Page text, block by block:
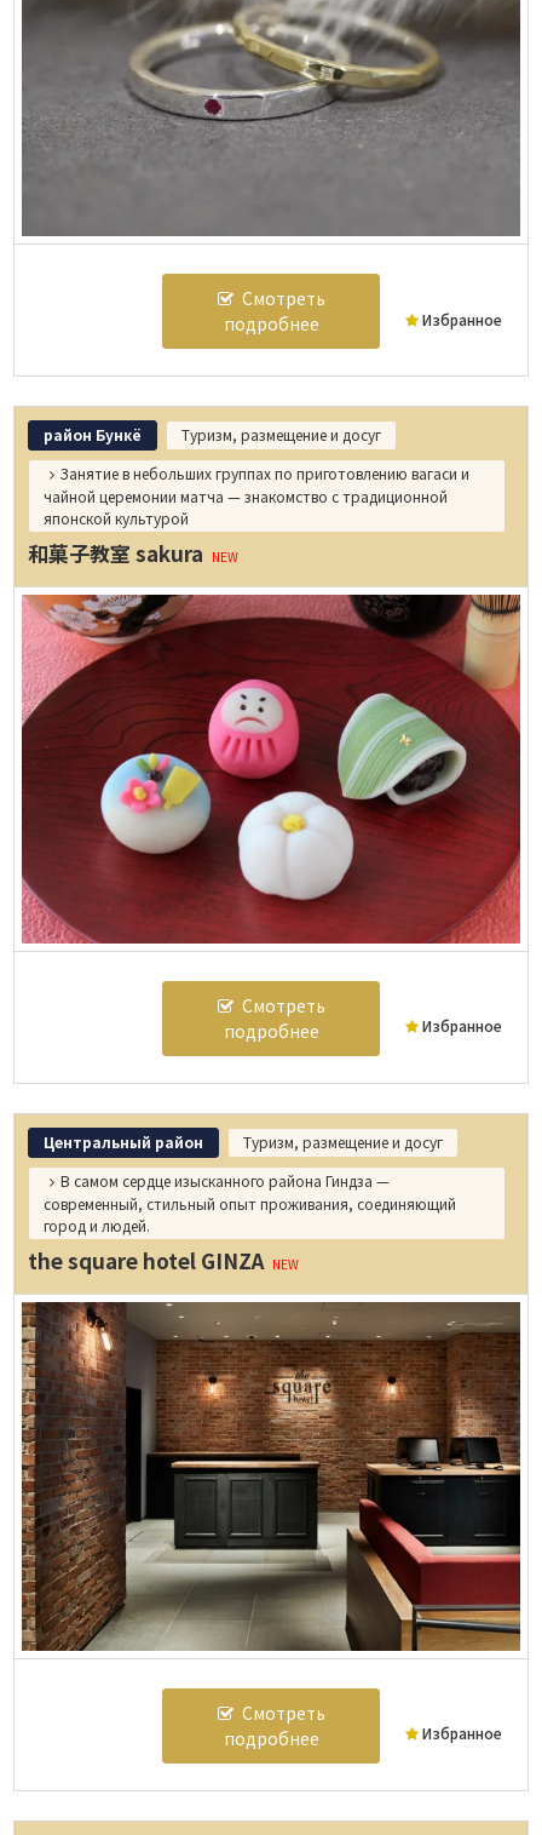
Избранное
Смотреть
подробнее
район Бункё
Туризм, размещение и досуг
Занятие в небольших группах по приготовлению вагаси и
чайной церемонии матча — знакомство с традиционной
японской культурой
Избранное
和菓子教室 sakura NEW
Смотреть
подробнее
Центральный район
Туризм, размещение и досуг
В самом сердце изысканного района Гиндза —
современный, стильный опыт проживания, соединяющий
город и людей.
Избранное
the square hotel GINZA NEW
Смотреть
подробнее